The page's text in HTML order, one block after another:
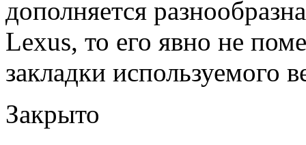
дополняется
Lexus, то его явно не
закладки используемого
Закрыто